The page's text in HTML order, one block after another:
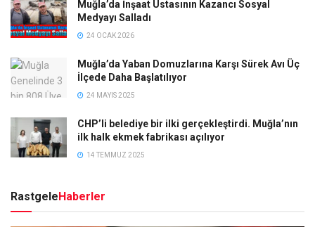
Muğla’da İnşaat Ustasının Kazancı Sosyal
Medyayı Salladı
24 OCAK 2026
Muğla’da Yaban Domuzlarına Karşı Sürek Avı Üç
İlçede Daha Başlatılıyor
24 MAYIS 2025
CHP’li belediye bir ilki gerçekleştirdi. Muğla’nın
ilk halk ekmek fabrikası açılıyor
14 TEMMUZ 2025
RastgeleHaberler